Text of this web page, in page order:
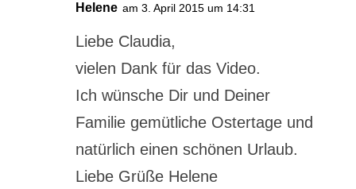
Helene am 3. April 2015 um 14:31
Liebe Claudia,
vielen Dank für das Video.
Ich wünsche Dir und Deiner
Familie gemütliche Ostertage und
natürlich einen schönen Urlaub.
Liebe Grüße Helene